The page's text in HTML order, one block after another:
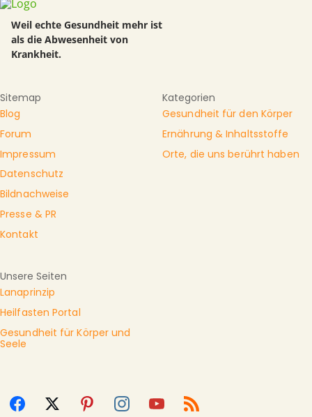
Weil echte Gesundheit mehr ist
als die Abwesenheit von
Krankheit.
Sitemap
Blog
Forum
Impressum
Datenschutz
Bildnachweise
Presse & PR
Kontakt
Kategorien
Gesundheit für den Körper
Ernährung & Inhaltsstoffe
Orte, die uns berührt haben
Unsere Seiten
Lanaprinzip
Heilfasten Portal
Gesundheit für Körper und
Seele